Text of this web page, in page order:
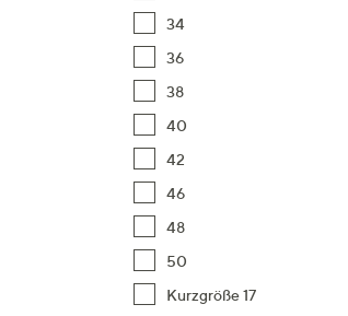
34
36
38
40
42
46
48
50
Kurzgröße 17